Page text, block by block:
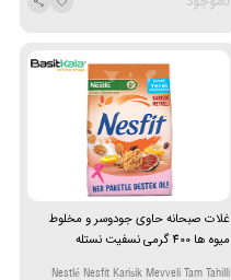
غلات صبحانه حاوی جودوسر و مخلوط
میوه ها 400 گرمی نسفیت نستله
Nestlé Nesfit Karişik Meyveli Tam Tahilli